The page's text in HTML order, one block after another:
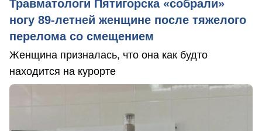
Травматологи Пятигорска «собрали»
ногу 89-летней женщине после тяжелого
перелома со смещением
Женщина призналась, что она как будто
находится на курорте